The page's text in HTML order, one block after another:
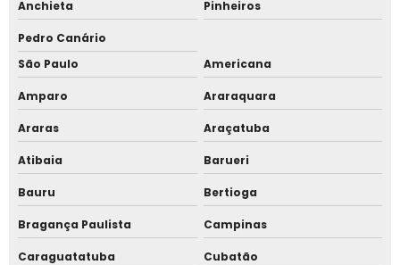
Relógio de ponto com software
Relógio de ponto online
Relógio de ponto para empresa pequena
Relógio de ponto por reconhecimento facial
Relógio ponto biométrico com software
Sistema controle de acesso portaria
Sistema de cancela para estacionamento
Anchieta Pinheiros
Pedro Canário
São Paulo
Americana
Amparo Araraquara
Araras Araçatuba
Atibaia Barueri
Bauru Bertioga
Bragança Paulista Campinas
Caraguatatuba Cubatão